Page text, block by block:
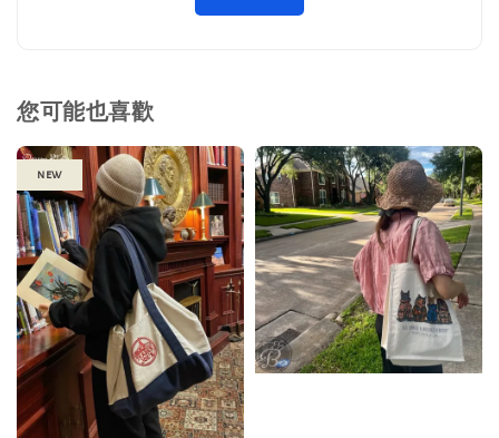
您可能也喜歡
new